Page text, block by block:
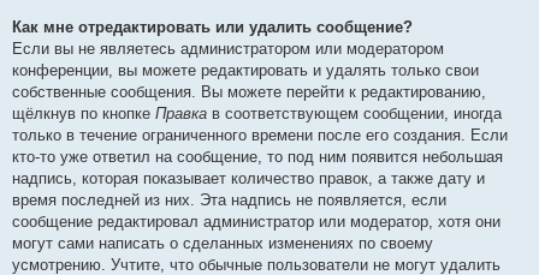
Как мне отредактировать или удалить сообщение?
Если вы не являетесь администратором или модератором
конференции, вы можете редактировать и удалять только свои
собственные сообщения. Вы можете перейти к редактированию,
щёлкнув по кнопке Правка в соответствующем сообщении, иногда
только в течение ограниченного времени после его создания. Если
кто-то уже ответил на сообщение, то под ним появится небольшая
надпись, которая показывает количество правок, а также дату и
время последней из них. Эта надпись не появляется, если
сообщение редактировал администратор или модератор, хотя они
могут сами написать о сделанных изменениях по своему
усмотрению. Учтите, что обычные пользователи не могут удалить